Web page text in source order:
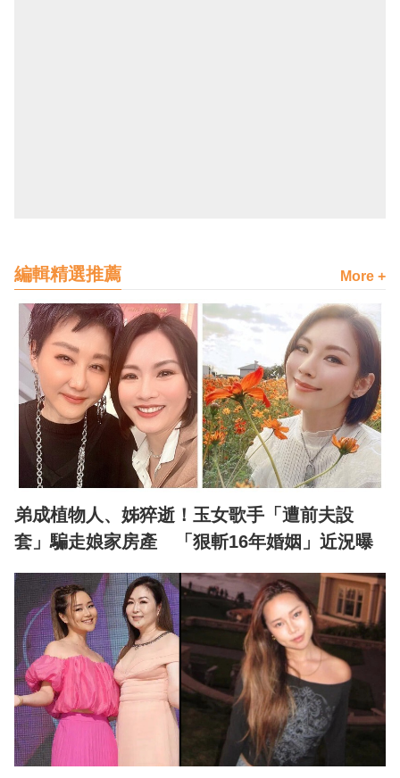
編輯精選推薦 More +
弟成植物人、姊猝逝！玉女歌手「遭前夫設
套」騙走娘家房產 「狠斬16年婚姻」近況曝